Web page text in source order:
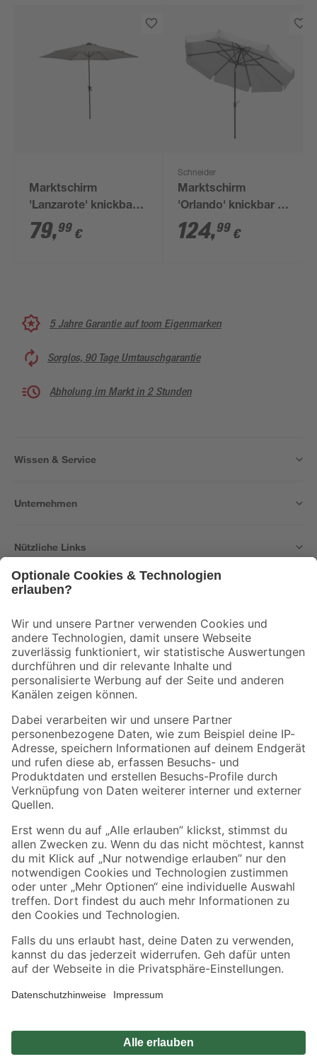
Marktschirm
'Lanzarote' knickbar
Ø 300 cm
79,99 €
Schneider
Marktschirm
'Orlando' knickbar Ø
270 cm
124,99 €
5 Jahre Garantie auf toom Eigenmarken
Sorglos, 90 Tage Umtauschgarantie
Abholung im Markt in 2 Stunden
Wissen & Service
Unternehmen
Nützliche Links
Der toom Newsletter: Keine Angebote und Aktionen mehr verpassen!
Zur Newsletter Anmeldung
Folge uns
Zahlungsarten Versandarten
Sicher einkaufen
Jetzt die toom-App herunterladen
Alle Preisangaben in EUR inkl. gesetzl. MwSt.. Die dargestellten Angebote sind unter
Umständen nicht in allen Märkten verfügbar. Die angegebenen Verfügbarkeiten beziehen
Produkte nur solange der Vorrat reicht.
*Paketversand ab 59 € versandkostenfrei, gilt nicht für Artikel mit Speditionsversand, hier
Privatsphäre Impressum
Nutzungsbedingungen
Widerrufsrecht Vertrag widerrufen